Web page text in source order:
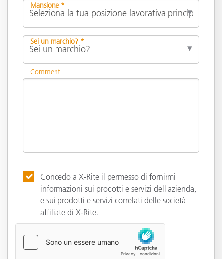
Mansione *
Sei un marchio? *
Commenti
Concedo a X-Rite il permesso di fornirmi
informazioni sui prodotti e servizi dell'azienda,
e sui prodotti e servizi correlati delle società
affiliate di X-Rite.